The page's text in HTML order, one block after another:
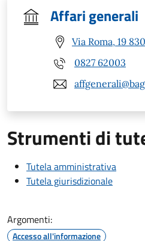
Affari generali
Via Roma, 19
0827 62003
Strumenti di
Tutela amministrativa
Tutela giurisdizionale
Argomenti:
Accesso all'informazione